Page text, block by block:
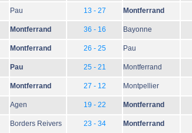
Pau 13 - 27 Montferrand
Montferrand 36 - 16 Bayonne
Montferrand 26 - 25 Pau
Pau 25 - 21 Montferrand
Montferrand 27 - 12 Montpellier
Agen 19 - 22 Montferrand
Borders Reivers 23 - 34 Montferrand